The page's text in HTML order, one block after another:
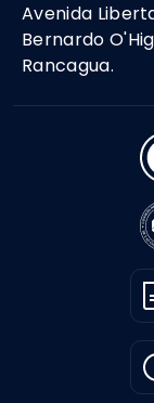
Avenida
Bernardo
Rancagua.